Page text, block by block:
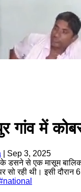
गांव में
Sep 3, 2025
के डसने से एक मासूम
सो रही थी। इसी दौरान
national